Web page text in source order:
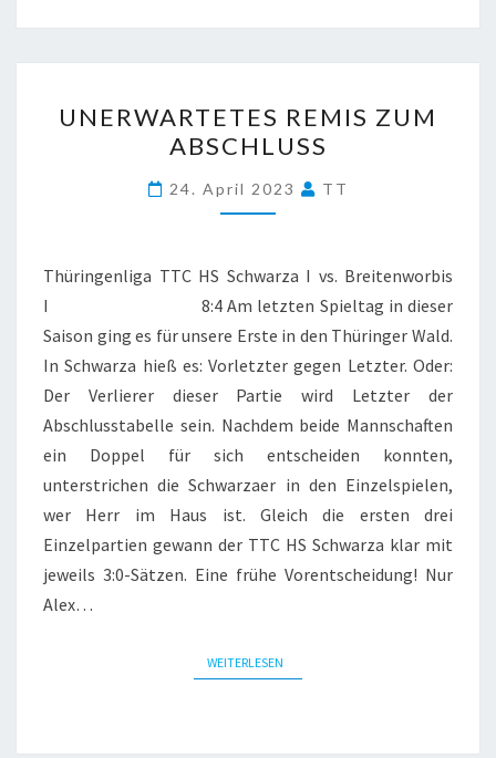
REMIS
ZUM
ABSCHLUSS
UNERWARTETES REMIS ZUM
ABSCHLUSS
24. April 2023 TT
Thüringenliga TTC HS Schwarza I vs. Breitenworbis
I 8:4 Am letzten Spieltag in dieser
Saison ging es für unsere Erste in den Thüringer Wald.
In Schwarza hieß es: Vorletzter gegen Letzter. Oder:
Der Verlierer dieser Partie wird Letzter der
Abschlusstabelle sein. Nachdem beide Mannschaften
ein Doppel für sich entscheiden konnten,
unterstrichen die Schwarzaer in den Einzelspielen,
wer Herr im Haus ist. Gleich die ersten drei
Einzelpartien gewann der TTC HS Schwarza klar mit
jeweils 3:0-Sätzen. Eine frühe Vorentscheidung! Nur
Alex…
WEITERLESEN